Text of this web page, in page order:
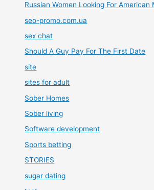
Russian Women Looking For American
seo-promo.com.ua
sex chat
Should A Guy Pay For The First Date
site
sites for adult
Sober Homes
Sober living
Software development
Sports betting
STORIES
sugar dating